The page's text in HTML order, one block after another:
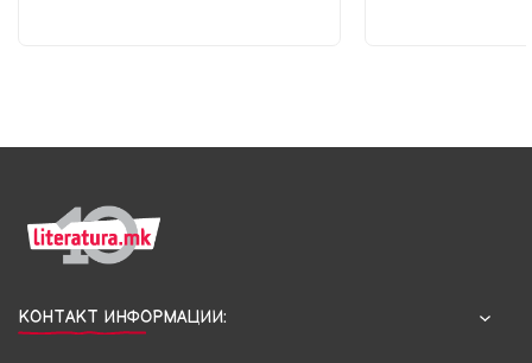
КОНТАКТ ИНФОРМАЦИИ: